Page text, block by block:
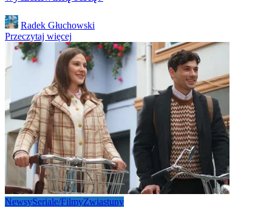
Posted
by
Radek Głuchowski
Przeczytaj więcej
NewsySeriale/FilmyZwiastuny